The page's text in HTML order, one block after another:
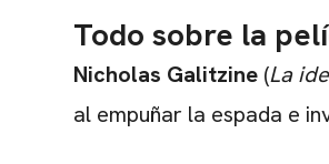
Todo sobre la
Nicholas Galitzine (La
al empuñar la espada e